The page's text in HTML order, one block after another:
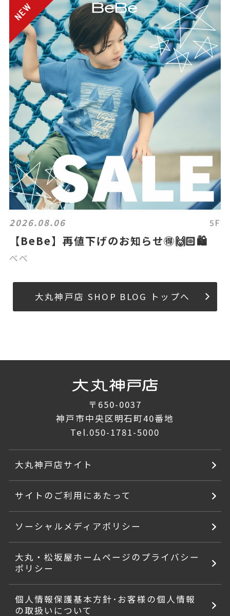
2026.08.06 5F
【BeBe】再値下げのお知らせ🉐🙌🏻🛍️
べべ
大丸神戸店 SHOP BLOG トップへ
〒650-0037
神戸市中央区明石町40番地
Tel.050-1781-5000
大丸神戸店サイト
サイトのご利用にあたって
ソーシャルメディアポリシー
大丸・松坂屋ホームページのプライバシー
ポリシー
個人情報保護基本方針･お客様の個人情報
の取扱いについて